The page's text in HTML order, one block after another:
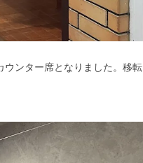
ウンター席となりました。移転